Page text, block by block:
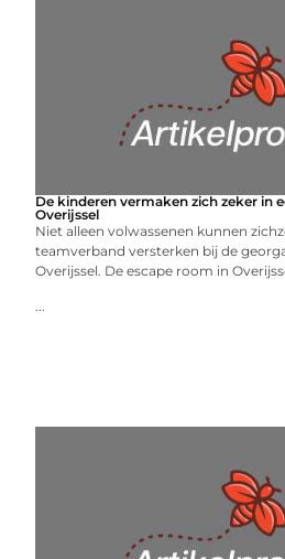
De kinderen vermaken zich zeker in
Overijssel
Niet alleen volwassenen kunnen
teamverband versterken bij de
Overijssel. De escape room in
...